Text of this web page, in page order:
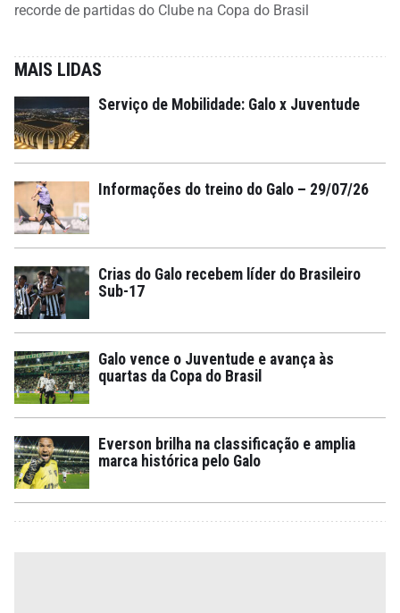
recorde de partidas do Clube na Copa do Brasil
MAIS LIDAS
Serviço de Mobilidade: Galo x Juventude
Informações do treino do Galo – 29/07/26
Crias do Galo recebem líder do Brasileiro
Sub-17
Galo vence o Juventude e avança às
quartas da Copa do Brasil
Everson brilha na classificação e amplia
marca histórica pelo Galo